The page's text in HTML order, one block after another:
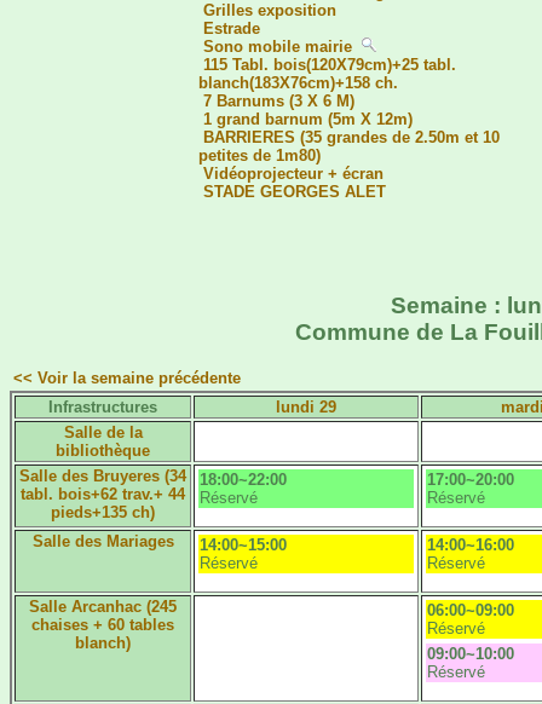
Grilles exposition
Estrade
Sono mobile mairie
115 Tabl. bois(120X79cm)+25 tabl.
blanch(183X76cm)+158 ch.
7 Barnums (3 X 6 M)
1 grand barnum (5m X 12m)
BARRIERES (35 grandes de 2.50m et 10
petites de 1m80)
Vidéoprojecteur + écran
STADE GEORGES ALET
Semaine :
Commune de La
<< Voir la semaine précédente
Infrastructures
lundi 29
Salle de la
bibliothèque
Salle des Bruyeres (34
tabl. bois+62 trav.+ 44
pieds+135 ch)
18:00~22:00
Réservé
17:00~20:00
Réservé
Salle des Mariages
14:00~15:00
Réservé
14:00~16:00
Réservé
Salle Arcanhac (245
chaises + 60 tables
blanch)
06:00~09:00
Réservé
09:00~10:00
Réservé